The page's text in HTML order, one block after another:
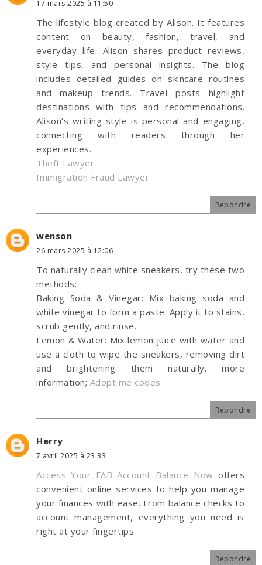
17 mars 2025 à 11:50
The lifestyle blog created by Alison. It features
content on beauty, fashion, travel, and
everyday life. Alison shares product reviews,
style tips, and personal insights. The blog
includes detailed guides on skincare routines
and makeup trends. Travel posts highlight
destinations with tips and recommendations.
Alison’s writing style is personal and engaging,
connecting with readers through her
experiences.
Theft Lawyer
Immigration Fraud Lawyer
Répondre
wenson
26 mars 2025 à 12:06
To naturally clean white sneakers, try these two
methods:
Baking Soda & Vinegar: Mix baking soda and
white vinegar to form a paste. Apply it to stains,
scrub gently, and rinse.
Lemon & Water: Mix lemon juice with water and
use a cloth to wipe the sneakers, removing dirt
and brightening them naturally. more
information; Adopt me codes
Répondre
Herry
7 avril 2025 à 23:33
Access Your FAB Account Balance Now offers
convenient online services to help you manage
your finances with ease. From balance checks to
account management, everything you need is
right at your fingertips.
Répondre